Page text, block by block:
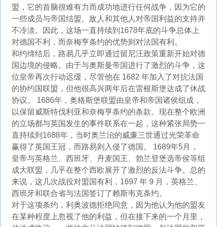
盟，它的首脑很难有力而成功地进行任何战争，因为它的
一些成员与帝国结盟。敌人和其他人对帝国利益的支持并
不冷淡。因此，这场一直持续到1678年底的斗争总体上
对德国不利，而奈梅亨条约的优势则对法国有利。
和约缔结后，路易几乎立即通过留尼汪政策重新开始对德
国边境的侵略。由于与奥斯曼帝国进行了激烈的斗争，这
位皇帝再次行动迟缓，尽管他在 1682 年加入了对抗法国
的协约国联盟，但他很高兴两年后在雷根斯堡达成了休战
协议。 1686年，奥格斯堡联盟由皇帝和帝国诸侯组成，
以保留威斯特伐利亚和奈梅亨条约的条款。现在整个欧洲
的立场都与英国发生的事件联系在一起，这种紧张局势一
直持续到1688年，当时奥兰治的威廉三世通过光荣革命
赢得了英国王冠，而路易则入侵了德国。 1689年5月，
皇帝与英格兰、西班牙、丹麦国王、勃兰登堡选帝侯等组
成大联盟，几乎在整个西欧展开了激烈的反法斗争。总的
来说，这几次战役对盟国有利，1697 年 9 月，英格兰、
西班牙和联合省与法国签订了赖斯韦克条约。
对于这项条约，利奥波德拒绝同意，因为他认为他的盟友
在某种程度上忽视了他的利益，但在接下来的一个月里，